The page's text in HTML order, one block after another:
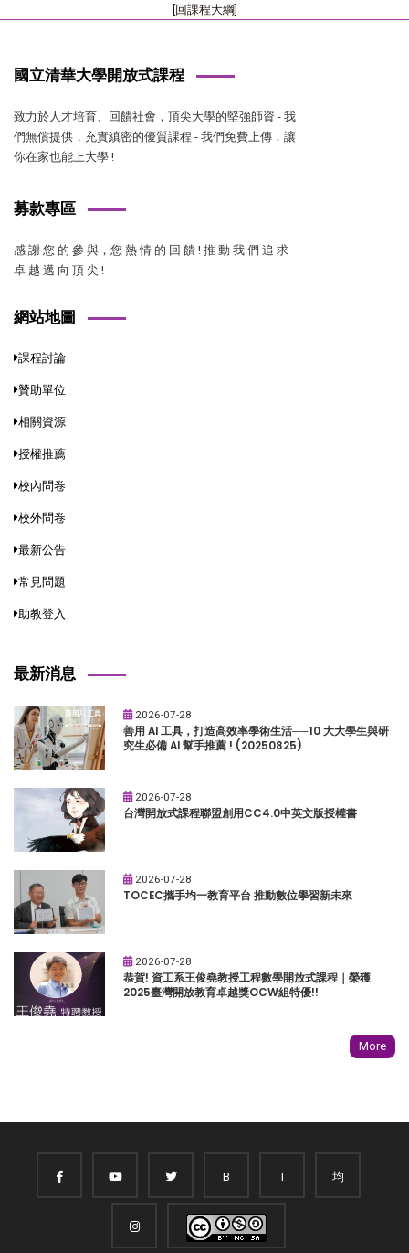
[回課程大綱]
國立清華大學開放式課程
致力於人才培育、回饋社會，頂尖大學的堅強師資 - 我
們無償提供，充實縝密的優質課程 - 我們免費上傳，讓
你在家也能上大學 !
募款專區
感 謝 您 的 參 與，您 熱 情 的 回 饋 ! 推 動 我 們 追 求
卓 越 邁 向 頂 尖 !
網站地圖
課程討論
贊助單位
相關資源
授權推薦
校內問卷
校外問卷
最新公告
常見問題
助教登入
最新消息
2026-07-28
善用 AI 工具，打造高效率學術生活──10 大大學生與研
究生必備 AI 幫手推薦 ! (20250825)
2026-07-28
台灣開放式課程聯盟創用CC4.0中英文版授權書
2026-07-28
TOCEC攜手均一教育平台 推動數位學習新未來
2026-07-28
恭賀! 資工系王俊堯教授工程數學開放式課程｜榮獲
2025臺灣開放教育卓越獎OCW組特優!!
More
B T 均